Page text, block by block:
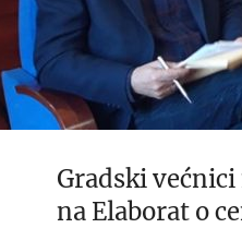
Gradski
na Elaborat o